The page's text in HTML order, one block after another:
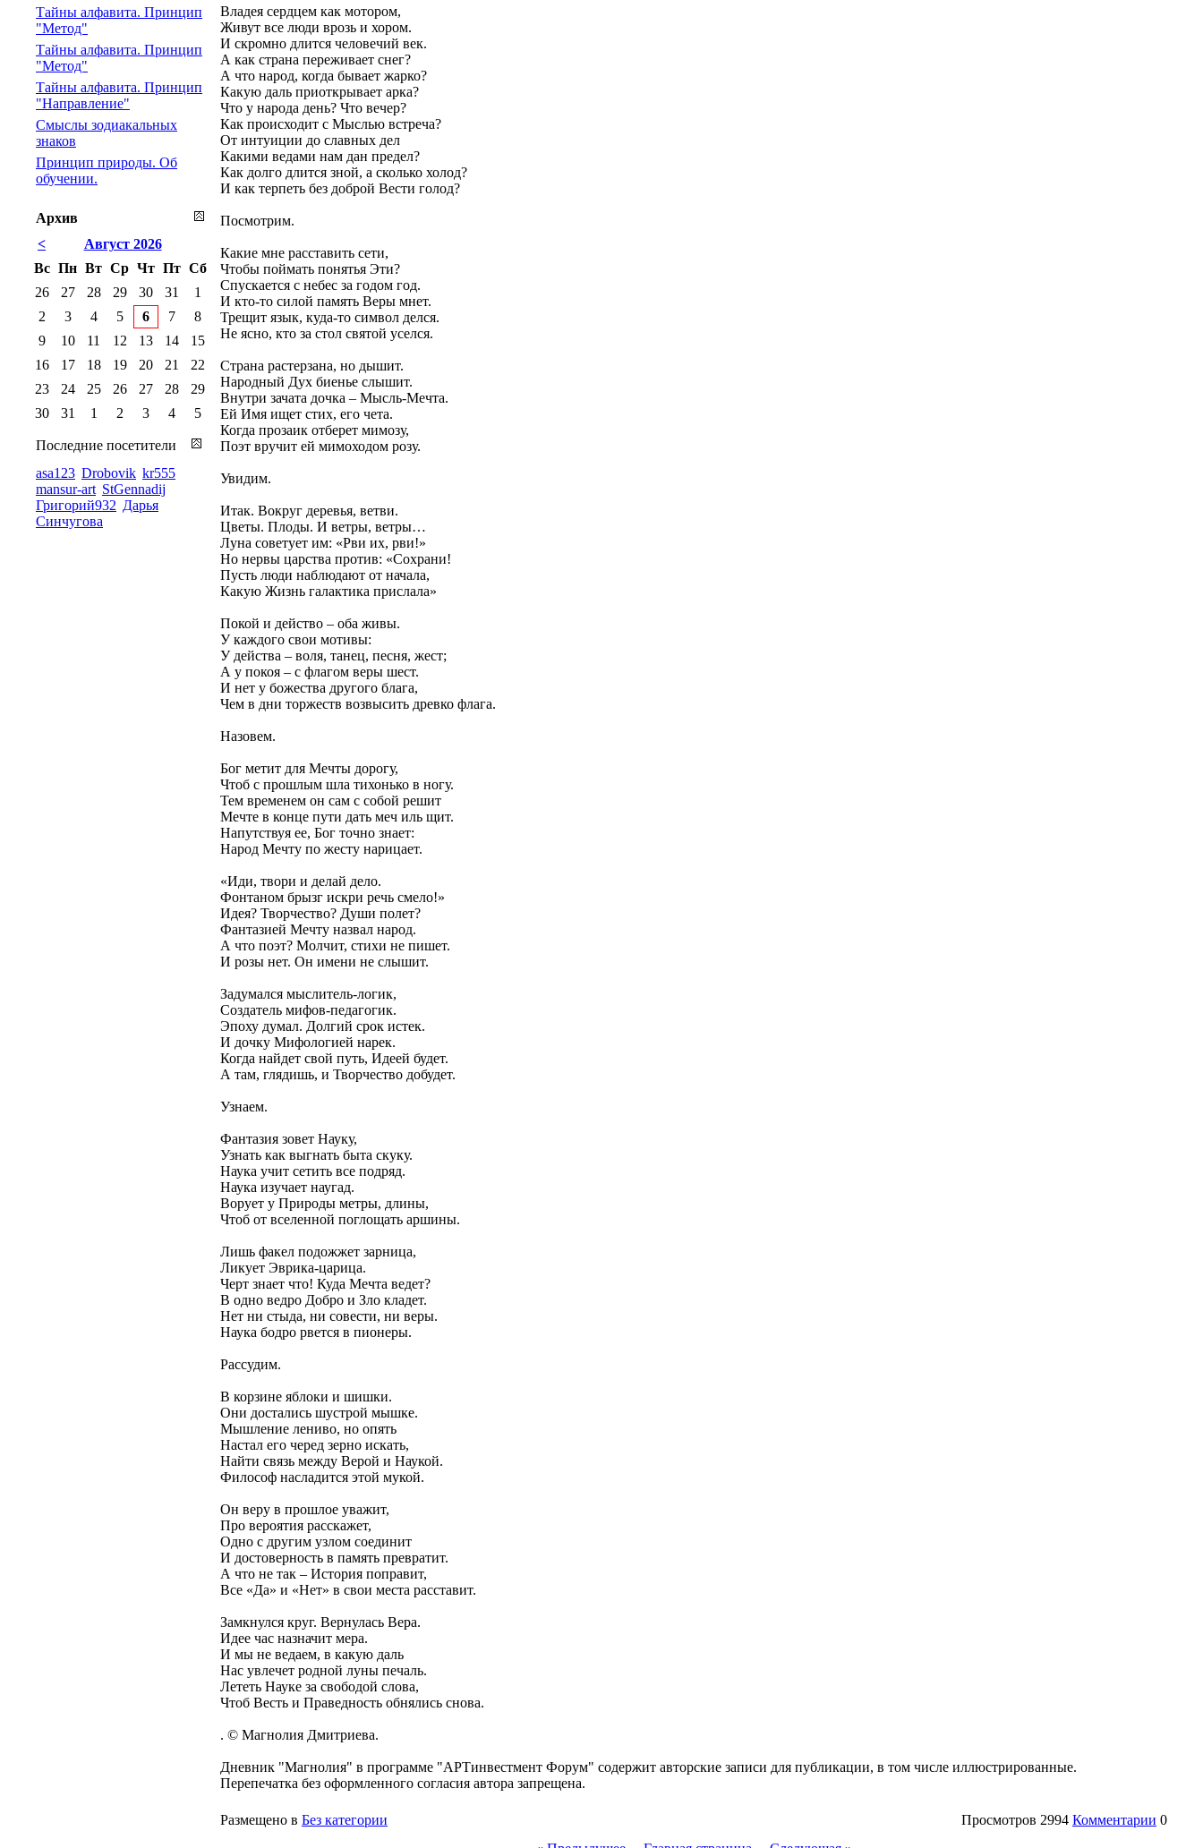
Владея сердцем как мотором,
Живут все люди врозь и хором.
И скромно длится человечий век.
А как страна переживает снег?
А что народ, когда бывает жарко?
Какую даль приоткрывает арка?
Что у народа день? Что вечер?
Как происходит с Мыслью встреча?
От интуиции до славных дел
Какими ведами нам дан предел?
Как долго длится зной, а сколько холод?
И как терпеть без доброй Вести голод?
Посмотрим.
Какие мне расставить сети,
Чтобы поймать понятья Эти?
Спускается с небес за годом год.
И кто-то силой память Веры мнет.
Трещит язык, куда-то символ делся.
Не ясно, кто за стол святой уселся.
Страна растерзана, но дышит.
Народный Дух биенье слышит.
Внутри зачата дочка – Мысль-Мечта.
Ей Имя ищет стих, его чета.
Когда прозаик отберет мимозу,
Поэт вручит ей мимоходом розу.
Увидим.
Итак. Вокруг деревья, ветви.
Цветы. Плоды. И ветры, ветры…
Луна советует им: «Рви их, рви!»
Но нервы царства против: «Сохрани!
Пусть люди наблюдают от начала,
Какую Жизнь галактика прислала»
Покой и действо – оба живы.
У каждого свои мотивы:
У действа – воля, танец, песня, жест;
А у покоя – с флагом веры шест.
И нет у божества другого блага,
Чем в дни торжеств возвысить древко флага.
Назовем.
Бог метит для Мечты дорогу,
Чтоб с прошлым шла тихонько в ногу.
Тем временем он сам с собой решит
Мечте в конце пути дать меч иль щит.
Напутствуя ее, Бог точно знает:
Народ Мечту по жесту нарицает.
«Иди, твори и делай дело.
Фонтаном брызг искри речь смело!»
Идея? Творчество? Души полет?
Фантазией Мечту назвал народ.
А что поэт? Молчит, стихи не пишет.
И розы нет. Он имени не слышит.
Задумался мыслитель-логик,
Создатель мифов-педагогик.
Эпоху думал. Долгий срок истек.
И дочку Мифологией нарек.
Когда найдет свой путь, Идеей будет.
А там, глядишь, и Творчество добудет.
Узнаем.
Фантазия зовет Науку,
Узнать как выгнать быта скуку.
Наука учит сетить все подряд.
Наука изучает наугад.
Ворует у Природы метры, длины,
Чтоб от вселенной поглощать аршины.
Лишь факел подожжет зарница,
Ликует Эврика-царица.
Черт знает что! Куда Мечта ведет?
В одно ведро Добро и Зло кладет.
Нет ни стыда, ни совести, ни веры.
Наука бодро рвется в пионеры.
Рассудим.
В корзине яблоки и шишки.
Они достались шустрой мышке.
Мышление лениво, но опять
Настал его черед зерно искать,
Найти связь между Верой и Наукой.
Философ насладится этой мукой.
Он веру в прошлое уважит,
Про вероятия расскажет,
Одно с другим узлом соединит
И достоверность в память превратит.
А что не так – История поправит,
Все «Да» и «Нет» в свои места расставит.
Замкнулся круг. Вернулась Вера.
Идее час назначит мера.
И мы не ведаем, в какую даль
Нас увлечет родной луны печаль.
Лететь Науке за свободой слова,
Чтоб Весть и Праведность обнялись снова.
. © Магнолия Дмитриева.
Дневник "Магнолия" в программе "АРТинвестмент Форум" содержит авторские записи для публикации, в том числе иллюстрированные.
Перепечатка без оформленного согласия автора запрещена.
Размещено в Без категории Просмотров 2994 Комментарии 0
Тайны алфавита. Принцип
"Метод"
Тайны алфавита. Принцип
"Метод"
Тайны алфавита. Принцип
"Направление"
Смыслы зодиакальных
знаков
Принцип природы. Об
обучении.
Архив
<
Август 2026
Вс Пн Вт Ср Чт Пт Сб
26
27 28 29 30 31
1
2
3 4 5 6 7
8
9
10 11 12 13 14
15
16
17 18 19 20 21
22
23
24 25 26 27 28
29
30
31 1 2 3 4 5
Последние посетители
asa123 Drobovik kr555
mansur-art StGennadij
Григорий932 Дарья
Синчугова